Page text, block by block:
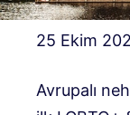
25 Ekim
Avrupalı